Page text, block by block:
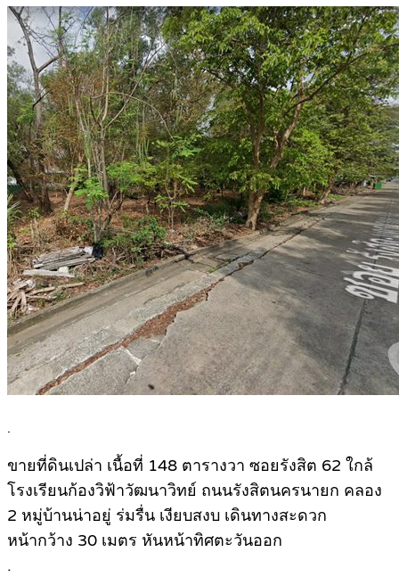
.
ขายที่ดินเปล่า เนื้อที่ 148 ตารางวา ซอยรังสิต 62 ใกล้
โรงเรียนก้องวิฟ้าวัฒนาวิทย์ ถนนรังสิตนครนายก คลอง
2 หมู่บ้านน่าอยู่ ร่มรื่น เงียบสงบ เดินทางสะดวก
หน้ากว้าง 30 เมตร หันหน้าทิศตะวันออก
.